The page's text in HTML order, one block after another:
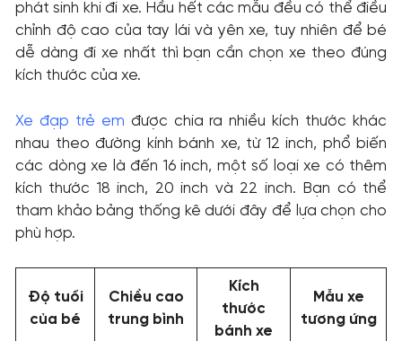
phát sinh khi đi xe. Hầu hết các mẫu đều có thể điều
chỉnh độ cao của tay lái và yên xe, tuy nhiên để bé
dễ dàng đi xe nhất thì bạn cần chọn xe theo đúng
kích thước của xe.
Xe đạp trẻ em được chia ra nhiều kích thước khác
nhau theo đường kính bánh xe, từ 12 inch, phổ biến
các dòng xe là đến 16 inch, một số loại xe có thêm
kích thước 18 inch, 20 inch và 22 inch. Bạn có thể
tham khảo bảng thống kê dưới đây để lựa chọn cho
phù hợp.
Độ tuổi
của bé
Chiều cao
trung bình
Kích
thước
bánh xe
Mẫu xe
tương ứng